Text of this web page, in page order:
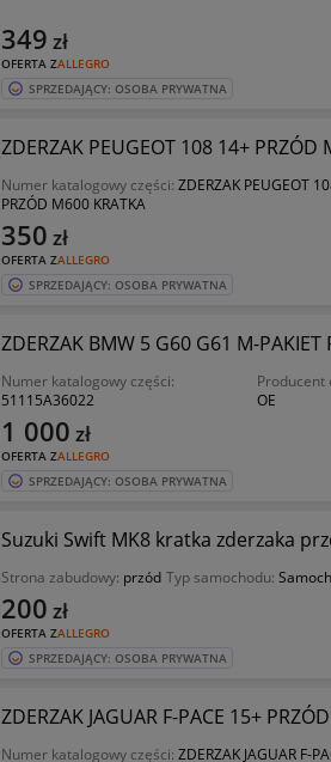
OFERTA ZALLEGRO
349 zł
SPRZEDAJĄCY: OSOBA PRYWATNA
ZDERZAK PEUGEOT 108 14+ PRZÓD
Numer katalogowy części: ZDERZAK PEUGEOT
PRZÓD M600 KRATKA
OFERTA ZALLEGRO
350 zł
SPRZEDAJĄCY: OSOBA PRYWATNA
ZDERZAK BMW 5 G60 G61 M-PAKIET
Numer katalogowy części:
51115A36022
Producent
OE
OFERTA ZALLEGRO
1 000 zł
SPRZEDAJĄCY: OSOBA PRYWATNA
Suzuki Swift MK8 kratka zderzaka
Strona zabudowy: przód Typ samochodu:
OFERTA ZALLEGRO
200 zł
SPRZEDAJĄCY: OSOBA PRYWATNA
ZDERZAK JAGUAR F-PACE 15+
Numer katalogowy części: ZDERZAK JAGUAR F-